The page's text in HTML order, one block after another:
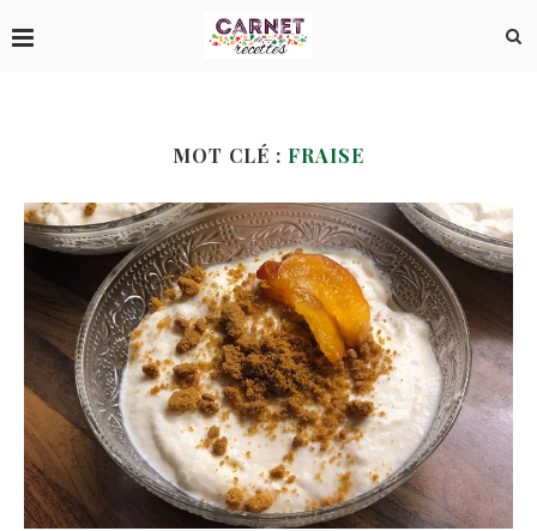
MOT CLÉ : FRAISE